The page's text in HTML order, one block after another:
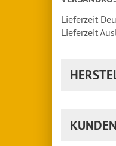
Lieferzeit
Lieferzeit